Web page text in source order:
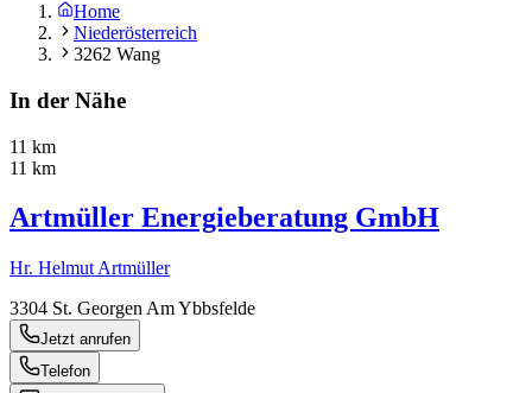
Home
Niederösterreich
3262 Wang
In der Nähe
11 km
11 km
Artmüller Energieberatung GmbH
Hr. Helmut Artmüller
3304 St. Georgen Am Ybbsfelde
Jetzt anrufen
Telefon